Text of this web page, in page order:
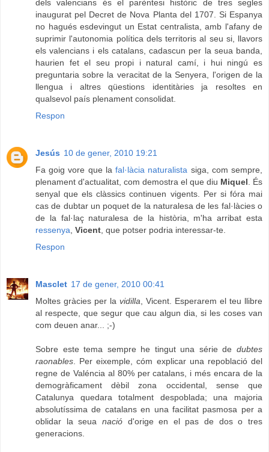
dels valencians és el parèntesi històric de tres segles
inaugurat pel Decret de Nova Planta del 1707. Si Espanya
no hagués esdevingut un Estat centralista, amb l'afany de
suprimir l'autonomia política dels territoris al seu si, llavors
els valencians i els catalans, cadascun per la seua banda,
haurien fet el seu propi i natural camí, i hui ningú es
preguntaria sobre la veracitat de la Senyera, l'origen de la
llengua i altres qüestions identitàries ja resoltes en
qualsevol país plenament consolidat.
Respon
Jesús 10 de gener, 2010 19:21
Fa goig vore que lafal·làcia naturalista siga, com sempre,
plenament d'actualitat, com demostra el que diu Miquel. És
senyal que els clàssics continuen vigents. Per si fóra mai
cas de dubtar un poquet de la naturalesa de les fal·làcies o
de la fal·laç naturalesa de la història, m'ha arribat esta
ressenya, Vicent, que potser podria interessar-te.
Respon
Masclet 17 de gener, 2010 00:41
Moltes gràcies per la vidilla, Vicent. Esperarem el teu llibre
al respecte, que segur que cau algun dia, si les coses van
com deuen anar... ;-)
Sobre este tema sempre he tingut una série de dubtes
raonables. Per eixemple, cóm explicar una repoblació del
regne de Valéncia al 80% per catalans, i més encara de la
demogràficament dèbil zona occidental, sense que
Catalunya quedara totalment despoblada; una majoria
absolutíssima de catalans en una facilitat pasmosa per a
oblidar la seua naciód'orige en el pas de dos o tres
generacions.